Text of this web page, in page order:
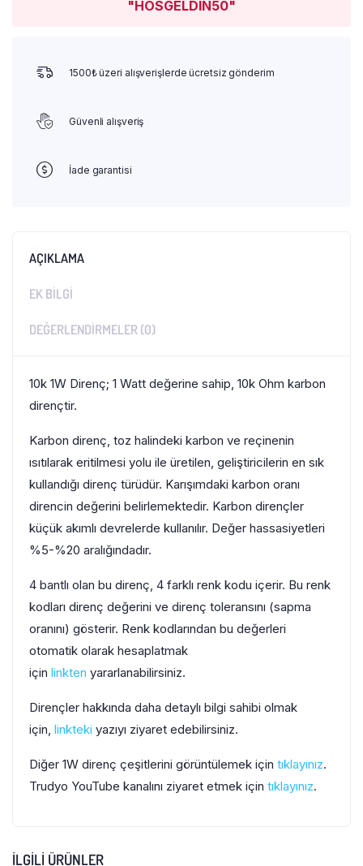
"HOSGELDIN50"
1500₺ üzeri alışverişlerde ücretsiz gönderim
Güvenli alışveriş
İade garantisi
AÇIKLAMA
EK BILGI
DEĞERLENDIRMELER (0)
10k 1W Direnç; 1 Watt değerine sahip, 10k Ohm karbon
dirençtir.
Karbon direnç, toz halindeki karbon ve reçinenin
ısıtılarak eritilmesi yolu ile üretilen, geliştiricilerin en sık
kullandığı direnç türüdür. Karışımdaki karbon oranı
direncin değerini belirlemektedir. Karbon dirençler
küçük akımlı devrelerde kullanılır. Değer hassasiyetleri
%5-%20 aralığındadır.
4 bantlı olan bu direnç, 4 farklı renk kodu içerir. Bu renk
kodları direnç değerini ve direnç toleransını (sapma
oranını) gösterir. Renk kodlarından bu değerleri
otomatik olarak hesaplatmak
için linkten yararlanabilirsiniz.
Dirençler hakkında daha detaylı bilgi sahibi olmak
için, linkteki yazıyı ziyaret edebilirsiniz.
Diğer 1W direnç çeşitlerini görüntülemek için tıklayınız.
Trudyo YouTube kanalını ziyaret etmek için tıklayınız.
İLGILI ÜRÜNLER